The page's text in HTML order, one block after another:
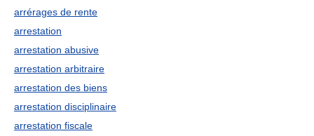
arrérages de rente
arrestation
arrestation abusive
arrestation arbitraire
arrestation des biens
arrestation disciplinaire
arrestation fiscale